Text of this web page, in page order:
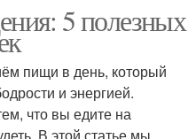
5 полезных
пищи в день, который
и энергией.
что вы едите на